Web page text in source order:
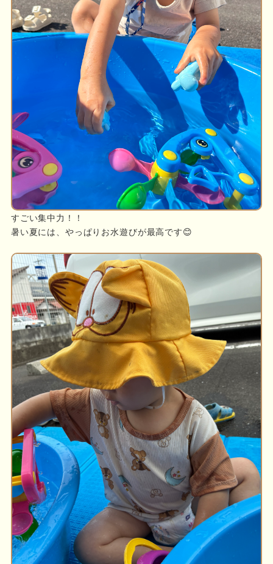
すごい集中力！！
暑い夏には、やっぱりお水遊びが最高です😊